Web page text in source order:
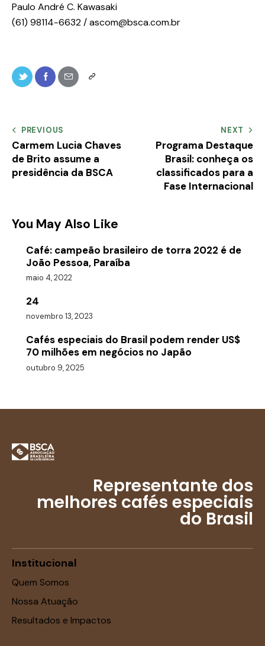
Paulo André C. Kawasaki
(61) 98114-6632 / ascom@bsca.com.br
PREVIOUS
Carmem Lucia Chaves
de Brito assume a
presidência da BSCA
NEXT
Programa Destaque
Brasil: conheça os
classificados para a
Fase Internacional
You May Also Like
Café: campeão brasileiro de torra 2022 é de
João Pessoa, Paraíba
maio 4, 2022
24
novembro 13, 2023
Cafés especiais do Brasil podem render US$
70 milhões em negócios no Japão
outubro 9, 2025
Representante dos
melhores cafés especiais
do Brasil
Institucional
Quem Somos
Nossa Atuação
Resultados e Impactos